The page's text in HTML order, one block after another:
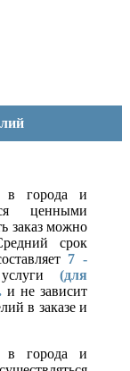
в города и
ценными
заказ можно
срок
7 -
(для
и не зависит
в заказе и
в города и